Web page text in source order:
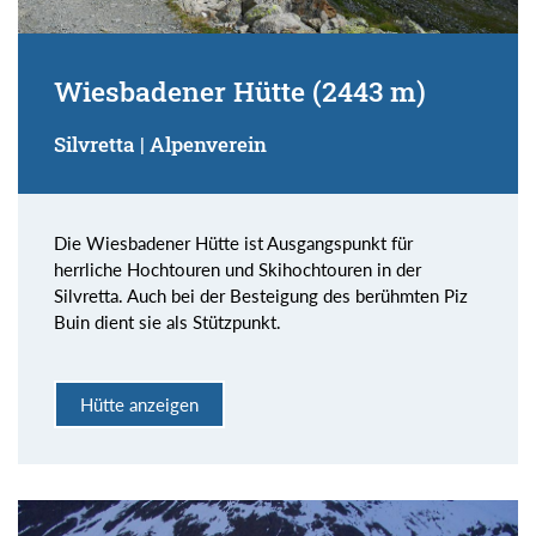
Wiesbadener Hütte (2443 m)
Silvretta | Alpenverein
Die Wiesbadener Hütte ist Ausgangspunkt für
herrliche Hochtouren und Skihochtouren in der
Silvretta. Auch bei der Besteigung des berühmten Piz
Buin dient sie als Stützpunkt.
Hütte anzeigen